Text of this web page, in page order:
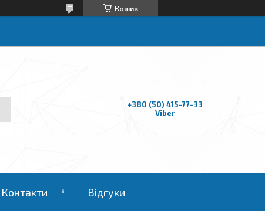
Кошик
+380 (50) 415-77-33
Viber
Контакти Відгуки